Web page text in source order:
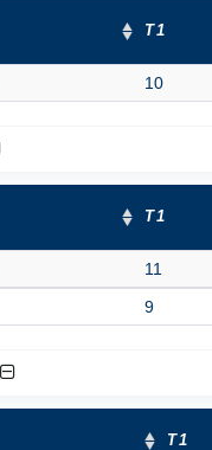
T1
10
T1
11
9
T1